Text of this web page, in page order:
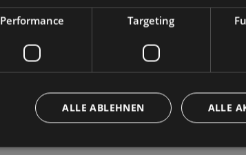
Performance Targeting
ALLE
ALLE ABLEHNEN